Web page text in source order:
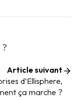
?
Article suivant
d’Ellisphere,
ça marche ?